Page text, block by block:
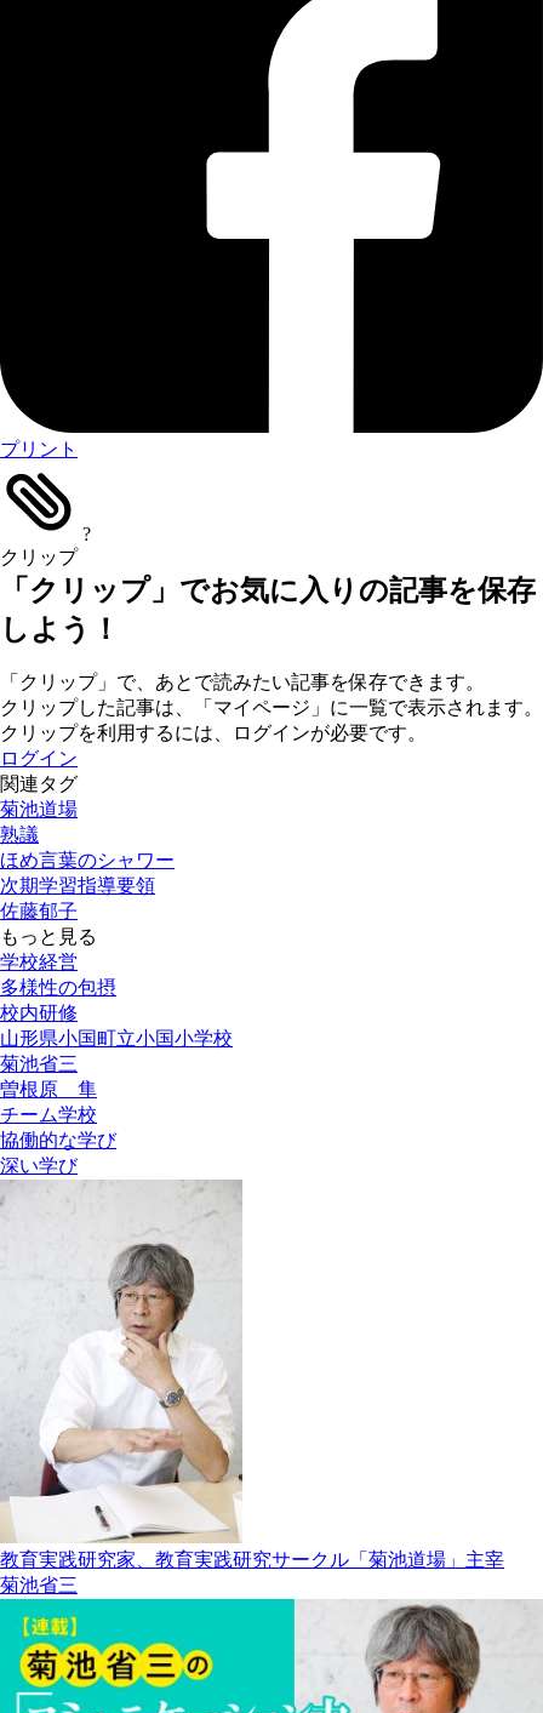
プリント
クリップ
?
「クリップ」でお気に入りの記事を保存
しよう！
「クリップ」で、あとで読みたい記事を保存できます。
クリップした記事は、「マイページ」に一覧で表示されます。
クリップを利用するには、ログインが必要です。
ログイン
関連タグ
菊池道場
熟議
ほめ言葉のシャワー
次期学習指導要領
佐藤郁子
もっと見る
学校経営
多様性の包摂
校内研修
山形県小国町立小国小学校
菊池省三
曽根原 隼
チーム学校
協働的な学び
深い学び
教育実践研究家、教育実践研究サークル「菊池道場」主宰
菊池省三